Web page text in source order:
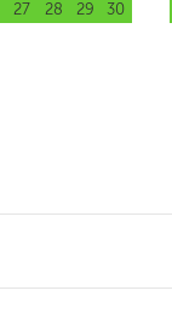
27 28 29
30